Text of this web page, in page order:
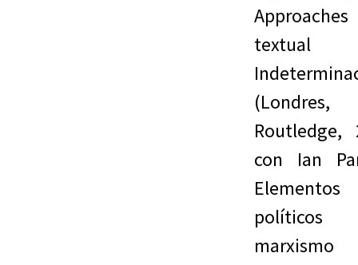
textual
(Londres,
Routledge,
con Ian
Elementos
marxismo